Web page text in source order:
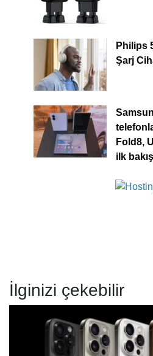
Philips
Şarj
Fold8,
ilk bakış
İlginizi çekebilir